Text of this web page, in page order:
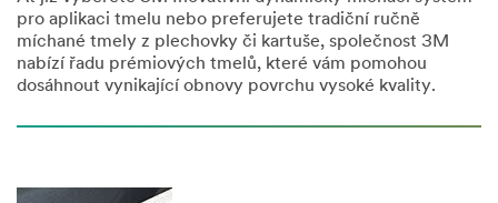
pro aplikaci tmelu nebo preferujete tradiční ručně
míchané tmely z plechovky či kartuše, společnost 3M
nabízí řadu prémiových tmelů, které vám pomohou
dosáhnout vynikající obnovy povrchu vysoké kvality.